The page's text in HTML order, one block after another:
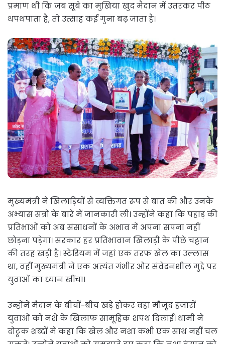
प्रमाण थी कि जब सूबे का मुखिया खुद मैदान में उतरकर पीठ
थपथपाता है, तो उत्साह कई गुना बढ़ जाता है।
मुख्यमंत्री ने खिलाड़ियों से व्यक्तिगत रूप से बात की और उनके
अभ्यास सत्रों के बारे में जानकारी ली। उन्होंने कहा कि पहाड़ की
प्रतिभाओं को अब संसाधनों के अभाव में अपना सपना नहीं
छोड़ना पड़ेगा। सरकार हर प्रतिभावान खिलाड़ी के पीछे चट्टान
की तरह खड़ी है। स्टेडियम में जहां एक तरफ खेल का उल्लास
था, वहीं मुख्यमंत्री ने एक अत्यंत गंभीर और संवेदनशील मुद्दे पर
युवाओं का ध्यान खींचा।
उन्होंने मैदान के बीचों-बीच खड़े होकर वहां मौजूद हजारों
युवाओं को नशे के खिलाफ सामूहिक शपथ दिलाई। धामी ने
दोटूक शब्दों में कहा कि खेल और नशा कभी एक साथ नहीं चल